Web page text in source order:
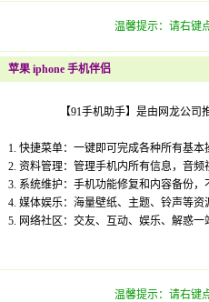
温馨提示：请右键
苹果 iphone 手机伴侣
【91手机助手】是由网龙公
1. 快捷菜单：一键即可完成各种所有基本
2. 资料管理：管理手机内所有信息，音频
3. 系统维护：手机功能修复和内容备份，
4. 媒体娱乐：海量壁纸、主题、铃声等资
5. 网络社区：交友、互动、娱乐、解惑一
温馨提示：请右键